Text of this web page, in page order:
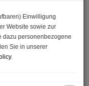
Einwilligung
Website sowie zur
dazu personenbezogene
Sie in unserer
.